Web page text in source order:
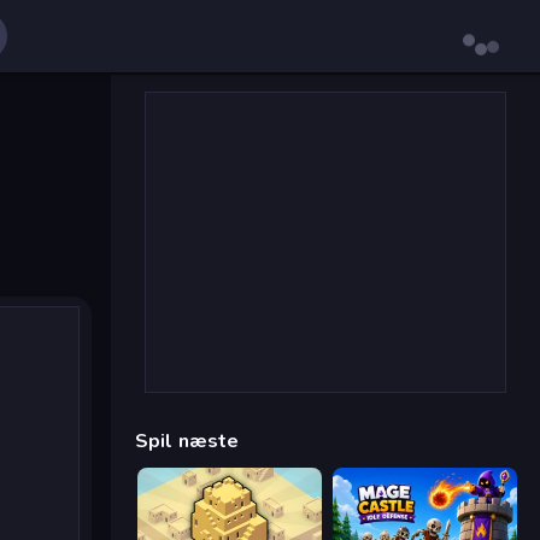
Spil næste